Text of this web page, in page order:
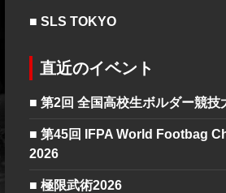
■ SLS TOKYO
直近のイベント
■ 第2回 全国高校生ボルダー競技
■ 第45回 IFPA World Footbag
2026
■ 極限武術2026